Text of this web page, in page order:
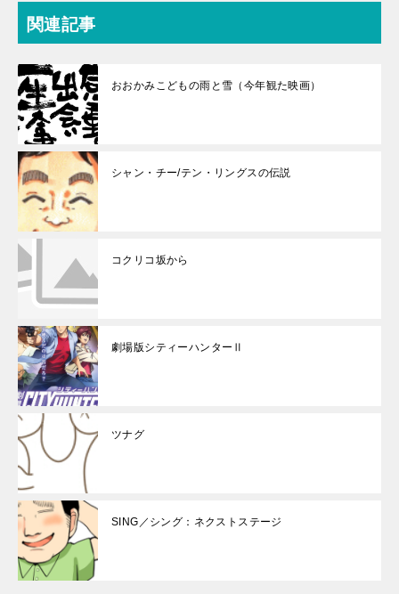
関連記事
おおかみこどもの雨と雪（今年観た映画）
シャン・チー/テン・リングスの伝説
コクリコ坂から
劇場版シティーハンターⅡ
ツナグ
SING／シング：ネクストステージ